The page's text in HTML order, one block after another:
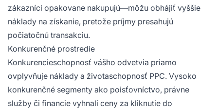
zákazníci opakovane nakupujú—môžu obhájiť vyššie
náklady na získanie, pretože príjmy presahujú
počiatočnú transakciu.
Konkurenčné prostredie
Konkurencieschopnosť vášho odvetvia priamo
ovplyvňuje náklady a životaschopnosť PPC. Vysoko
konkurenčné segmenty ako poisťovníctvo, právne
služby či financie vyhnali ceny za kliknutie do